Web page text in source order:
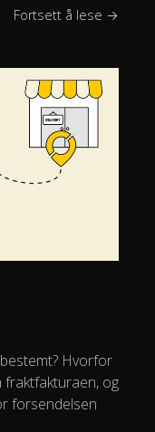
Fortsett å lese →
Hvorfor
fraktfakturaen, og
forsendelsen